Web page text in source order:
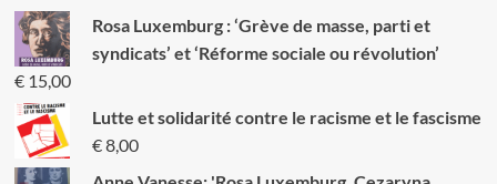
Rosa Luxemburg : ‘Grève de masse, parti et
syndicats’ et ‘Réforme sociale ou révolution’
€15,00
Lutte et solidarité contre le racisme et le fascisme
€8,00